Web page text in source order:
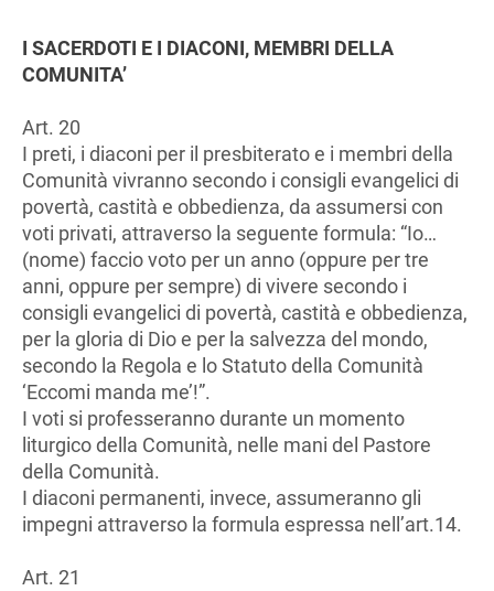
I SACERDOTI E I DIACONI, MEMBRI DELLA
COMUNITA’
Art. 20
I preti, i diaconi per il presbiterato e i membri della
Comunità vivranno secondo i consigli evangelici di
povertà, castità e obbedienza, da assumersi con
voti privati, attraverso la seguente formula: “Io…
(nome) faccio voto per un anno (oppure per tre
anni, oppure per sempre) di vivere secondo i
consigli evangelici di povertà, castità e obbedienza,
per la gloria di Dio e per la salvezza del mondo,
secondo la Regola e lo Statuto della Comunità
‘Eccomi manda me’!”.
I voti si professeranno durante un momento
liturgico della Comunità, nelle mani del Pastore
della Comunità.
I diaconi permanenti, invece, assumeranno gli
impegni attraverso la formula espressa nell’art.14.
Art. 21